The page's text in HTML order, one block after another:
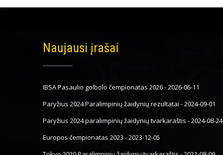
Naujausi įrašai
IBSA Pasaulio golbolo čempionatas 2026-2026-06-11
Paryžius 2024 Paralimpinių žaidynių rezultatai -2024-09-01
Paryžius 2024 paralimpinių žaidynių tvarkaraštis -2024-08-24
Europos čempionatas 2023 -2023-12-05